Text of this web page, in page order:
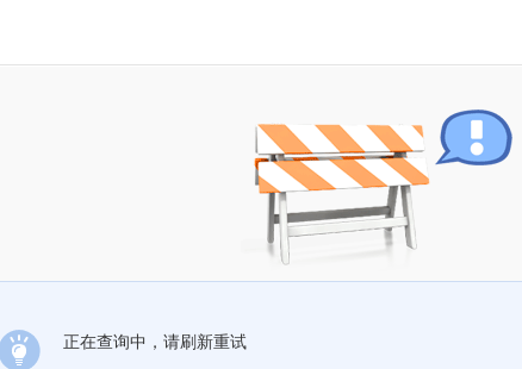
正在查询中，请刷新重试